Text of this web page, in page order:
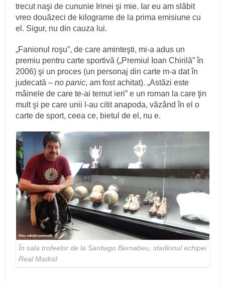
trecut naşi de cununie Irinei şi mie. Iar eu am slăbit
vreo douăzeci de kilograme de la prima emisiune cu
el. Sigur, nu din cauza lui.
„Fanionul roşu”, de care aminteşti, mi-a adus un
premiu pentru carte sportivă („Premiul Ioan Chirilă” în
2006) şi un proces (un personaj din carte m-a dat în
judecată –no panic, am fost achitat). „Astăzi este
mâinele de care te-ai temut ieri” e un roman la care ţin
mult şi pe care unii l-au citit anapoda, văzând în el o
carte de sport, ceea ce, bietul de el, nu e.
În sala trofeelor de la Santiago Bernabeu, stadionul echipei
Real Madrid